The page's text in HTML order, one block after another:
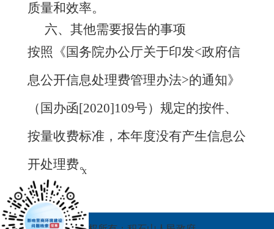
质量和效率。
六、其他需要报告的事项
按照《国务院办公厅关于印发<政府信
息公开信息处理费管理办法>的通知》
（国办函[2020]109号）规定的按件、
按量收费标准，本年度没有产生信息公
开处理费。x